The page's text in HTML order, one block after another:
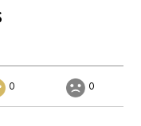
0 0